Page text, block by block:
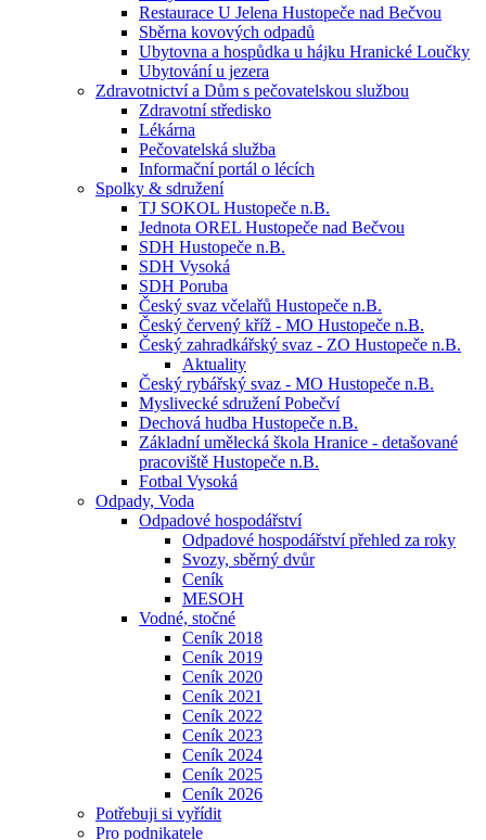
Restaurace U Jelena Hustopeče nad Bečvou
Sběrna kovových odpadů
Ubytovna a hospůdka u hájku Hranické Loučky
Ubytování u jezera
Zdravotnictví a Dům s pečovatelskou službou
Zdravotní středisko
Lékárna
Pečovatelská služba
Informační portál o lécích
Spolky & sdružení
TJ SOKOL Hustopeče n.B.
Jednota OREL Hustopeče nad Bečvou
SDH Hustopeče n.B.
SDH Vysoká
SDH Poruba
Český svaz včelařů Hustopeče n.B.
Český červený kříž - MO Hustopeče n.B.
Český zahradkářský svaz - ZO Hustopeče n.B.
Aktuality
Český rybářský svaz - MO Hustopeče n.B.
Myslivecké sdružení Pobečví
Dechová hudba Hustopeče n.B.
Základní umělecká škola Hranice - detašované
pracoviště Hustopeče n.B.
Fotbal Vysoká
Odpady, Voda
Odpadové hospodářství
Odpadové hospodářství přehled za roky
Svozy, sběrný dvůr
Ceník
MESOH
Vodné, stočné
Ceník 2018
Ceník 2019
Ceník 2020
Ceník 2021
Ceník 2022
Ceník 2023
Ceník 2024
Ceník 2025
Ceník 2026
Potřebuji si vyřídit
Pro podnikatele